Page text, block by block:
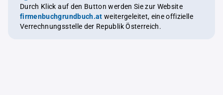
Durch Klick auf den Button werden Sie zur Website
firmenbuchgrundbuch.at weitergeleitet, eine offizielle
Verrechnungsstelle der Republik Österreich.